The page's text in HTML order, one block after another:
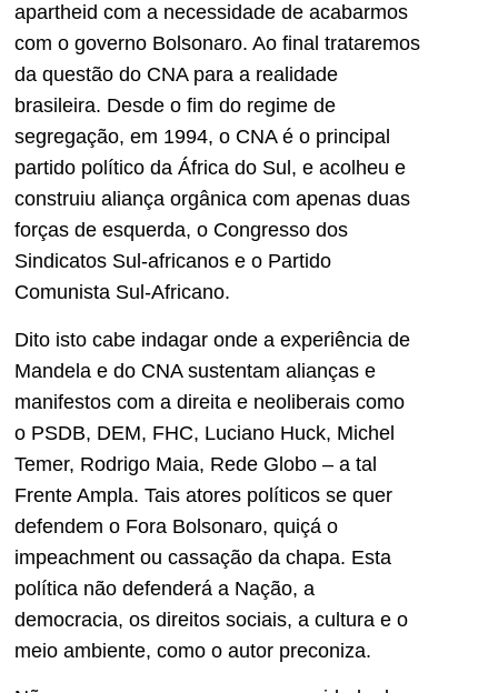
apartheid com a necessidade de acabarmos
com o governo Bolsonaro. Ao final trataremos
da questão do CNA para a realidade
brasileira. Desde o fim do regime de
segregação, em 1994, o CNA é o principal
partido político da África do Sul, e acolheu e
construiu aliança orgânica com apenas duas
forças de esquerda, o Congresso dos
Sindicatos Sul-africanos e o Partido
Comunista Sul-Africano.
Dito isto cabe indagar onde a experiência de
Mandela e do CNA sustentam alianças e
manifestos com a direita e neoliberais como
o PSDB, DEM, FHC, Luciano Huck, Michel
Temer, Rodrigo Maia, Rede Globo – a tal
Frente Ampla. Tais atores políticos se quer
defendem o Fora Bolsonaro, quiçá o
impeachment ou cassação da chapa. Esta
política não defenderá a Nação, a
democracia, os direitos sociais, a cultura e o
meio ambiente, como o autor preconiza.